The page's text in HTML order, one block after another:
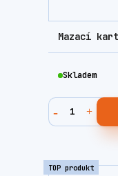
Mazací
Skladem
TOP produkt